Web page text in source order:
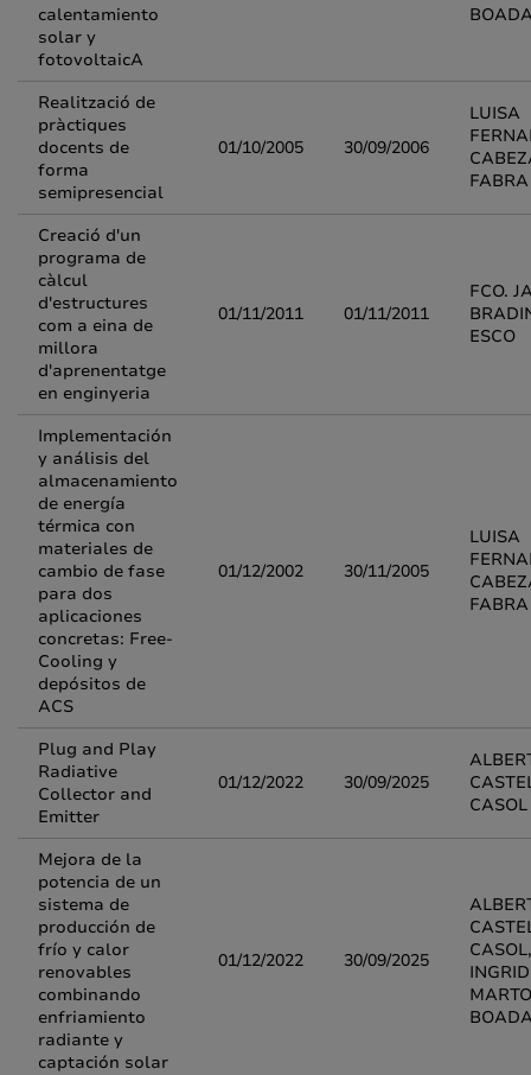
calentamiento
solar y
fotovoltaicA
Realització de
pràctiques
docents de
forma
semipresencial
01/10/2005 30/09/2006
LUISA
FABRA
Creació d'un
programa de
càlcul
d'estructures
com a eina de
millora
d'aprenentatge
en enginyeria
01/11/2011 01/11/2011
FCO.
ESCO
Implementación
y análisis del
almacenamiento
de energía
térmica con
materiales de
cambio de fase
para dos
aplicaciones
concretas: Free-
Cooling y
depósitos de
ACS
01/12/2002 30/11/2005
LUISA
FABRA
Plug and Play
Radiative
Collector and
Emitter
01/12/2022 30/09/2025
CASOL
Mejora de la
potencia de un
sistema de
producción de
frío y calor
renovables
combinando
enfriamiento
radiante y
captación solar
01/12/2022 30/09/2025
CASOL,
INGRID